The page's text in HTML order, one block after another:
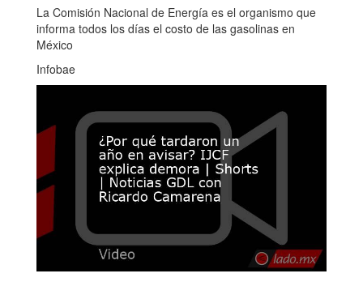
La Comisión Nacional de Energía es el organismo que
informa todos los días el costo de las gasolinas en
México
Infobae